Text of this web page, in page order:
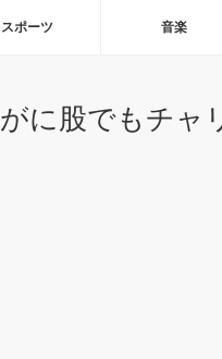
スポーツ 音楽
がに股でもチャ